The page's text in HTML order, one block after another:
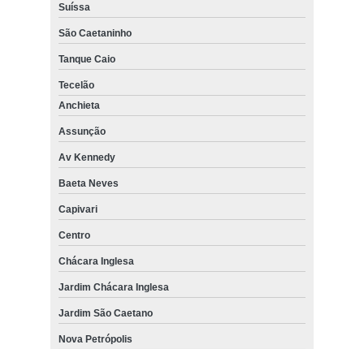
Suíssa
São Caetaninho
Tanque Caio
Tecelão
Anchieta
Assunção
Av Kennedy
Baeta Neves
Capivari
Centro
Chácara Inglesa
Jardim Chácara Inglesa
Jardim São Caetano
Nova Petrópolis